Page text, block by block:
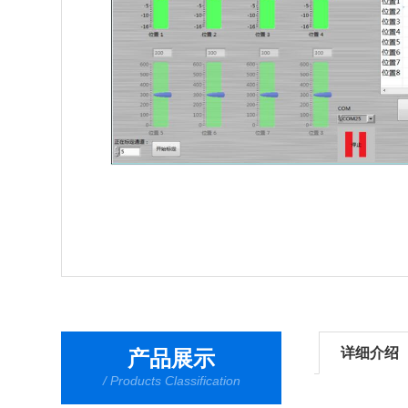
产品展示
/ Products Classification
详细介绍